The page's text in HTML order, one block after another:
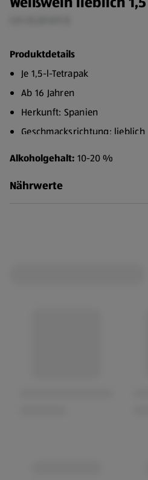
Produktdetails
Je 1,5-l-Tetrapak
Ab 16 Jahren
Herkunft: Spanien
Geschmacksrichtung: lieblich
Dieser fruchtig-frische
Gelegenheiten
Er ist ein idealer Begleiter
Alkoholgehalt: 10-20 %
Nährwerte